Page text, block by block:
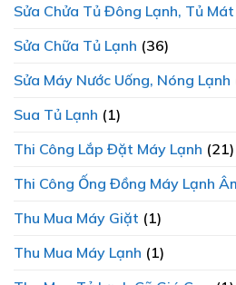
Sửa Chửa Tủ Đông Lạnh, Tủ Mát
Sửa Chữa Tủ Lạnh (36)
Sửa Máy Nước Uống, Nóng Lạnh
Sua Tủ Lạnh (1)
Thi Công Lắp Đặt Máy Lạnh (21)
Thi Công Ống Đồng Máy Lạnh
Thu Mua Máy Giặt (1)
Thu Mua Máy Lạnh (1)